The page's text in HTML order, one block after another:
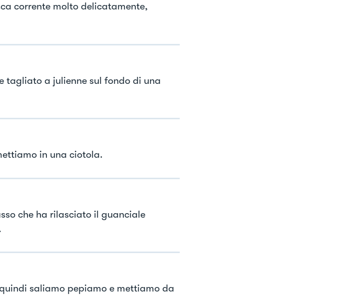
corrente molto delicatamente,
tagliato a julienne sul fondo di una
in una ciotola.
che ha rilasciato il guanciale
saliamo pepiamo e mettiamo da